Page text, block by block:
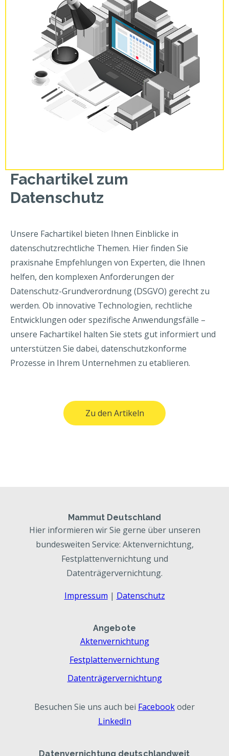
Fachartikel zum
Datenschutz
Unsere Fachartikel bieten Ihnen Einblicke in
datenschutzrechtliche Themen. Hier finden Sie
praxisnahe Empfehlungen von Experten, die Ihnen
helfen, den komplexen Anforderungen der
Datenschutz-Grundverordnung (DSGVO) gerecht zu
werden. Ob innovative Technologien, rechtliche
Entwicklungen oder spezifische Anwendungsfälle –
unsere Fachartikel halten Sie stets gut informiert und
unterstützen Sie dabei, datenschutzkonforme
Prozesse in Ihrem Unternehmen zu etablieren.
Zu den Artikeln
Mammut Deutschland
Hier informieren wir Sie gerne über unseren
bundesweiten Service: Aktenvernichtung,
Festplattenvernichtung und
Datenträgervernichtung.
Impressum | Datenschutz
Angebote
Aktenvernichtung
Festplattenvernichtung
Datenträgervernichtung
Besuchen Sie uns auch bei Facebookoder
LinkedIn
Datenvernichtung deutschlandweit